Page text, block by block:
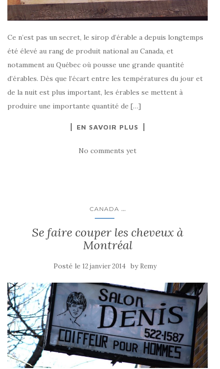
Ce n’est pas un secret, le sirop d’érable a depuis longtemps
été élevé au rang de produit national au Canada, et
notamment au Québec où pousse une grande quantité
d’érables. Dès que l’écart entre les températures du jour et
de la nuit est plus important, les érables se mettent à
produire une importante quantité de […]
EN SAVOIR PLUS
No comments yet
CANADA ...
Se faire couper les cheveux à
Montréal
Posté le 12 janvier 2014 by Remy